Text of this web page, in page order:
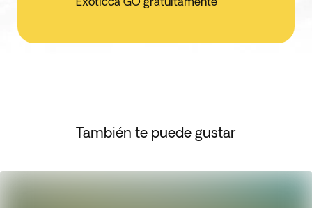
También te puede gustar